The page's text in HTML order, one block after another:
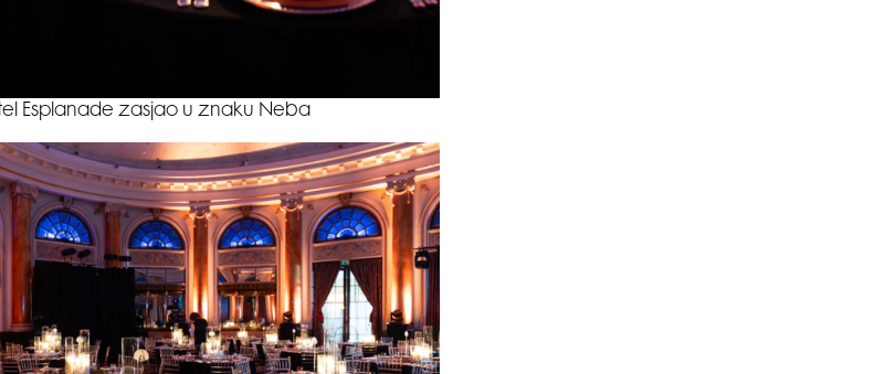
Esplanade zasjao u znaku Neba